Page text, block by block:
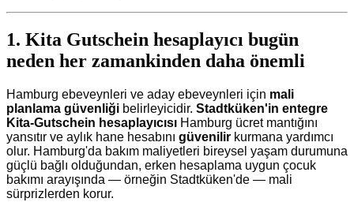
1. Kita Gutschein hesaplayıcı bugün
neden her zamankinden daha önemli
Hamburg ebeveynleri ve aday ebeveynleri için mali
planlama güvenliği belirleyicidir. Stadtküken'in entegre
Kita-Gutschein hesaplayıcısı Hamburg ücret mantığını
yansıtır ve aylık hane hesabını güvenilir kurmana yardımcı
olur. Hamburg'da bakım maliyetleri bireysel yaşam durumuna
güçlü bağlı olduğundan, erken hesaplama uygun çocuk
bakımı arayışında — örneğin Stadtküken'de — mali
sürprizlerden korur.